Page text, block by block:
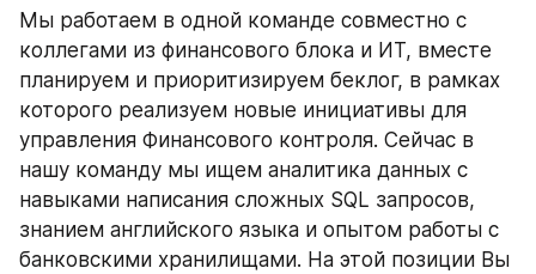
Мы работаем в одной команде совместно с
коллегами из финансового блока и ИТ, вместе
планируем и приоритизируем беклог, в рамках
которого реализуем новые инициативы для
управления Финансового контроля. Сейчас в
нашу команду мы ищем аналитика данных с
навыками написания сложных SQL запросов,
знанием английского языка и опытом работы с
банковскими хранилищами. На этой позиции Вы